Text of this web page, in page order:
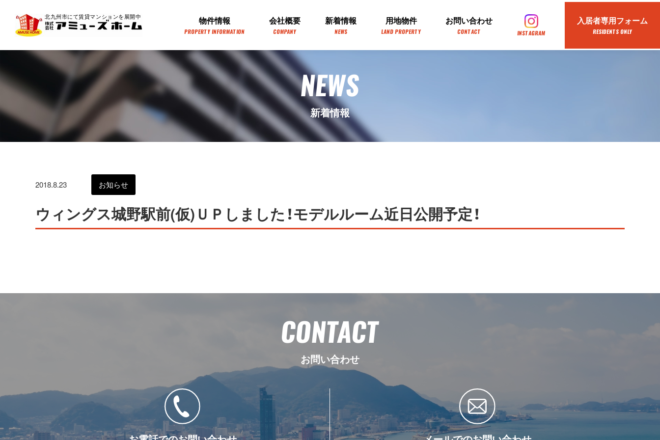
北九州市にて賃貸マンションを展開中 物件情報
PROPERTY INFORMATION
会社概要
COMPANY
新着情報
NEWS
用地物件
LAND PROPERTY
お問い合わせ
CONTACT INSTAGRAM
入居者専用フォーム
RESIDENTS ONLY
NEWS
新着情報
2018.8.23 お知らせ
ウィングス城野駅前(仮)ＵＰしました！モデルルーム近日公開予定！
CONTACT
お問い合わせ